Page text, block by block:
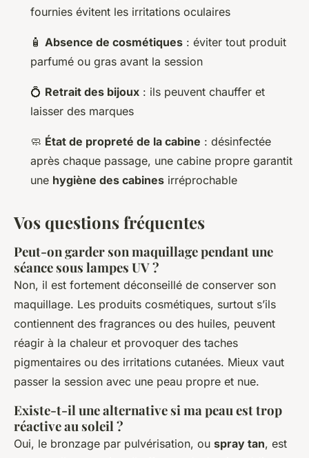
fournies évitent les irritations oculaires
🧴 Absence de cosmétiques : éviter tout produit
parfumé ou gras avant la session
💍 Retrait des bijoux : ils peuvent chauffer et
laisser des marques
🧼 État de propreté de la cabine : désinfectée
après chaque passage, une cabine propre garantit
une hygiène des cabines irréprochable
Vos questions fréquentes
Peut-on garder son maquillage pendant une
séance sous lampes UV ?
Non, il est fortement déconseillé de conserver son
maquillage. Les produits cosmétiques, surtout s’ils
contiennent des fragrances ou des huiles, peuvent
réagir à la chaleur et provoquer des taches
pigmentaires ou des irritations cutanées. Mieux vaut
passer la session avec une peau propre et nue.
Existe-t-il une alternative si ma peau est trop
réactive au soleil ?
Oui, le bronzage par pulvérisation, ou spray tan, est